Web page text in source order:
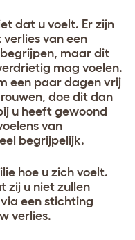
dat u voelt. Er zijn
van een
begrijpen, maar dit
mag voelen.
een paar dagen vrij
doe dit dan
u heeft gewoond
van
begrijpelijk.
hoe u zich voelt.
zij u niet zullen
een stichting
verlies.